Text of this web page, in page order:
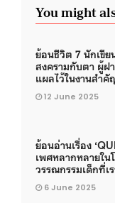
You might
ย้อนชีวิต 7 นักเขีย
สงครามกับตา ผู้ฝ
แผลไว้ในงานสำคั
12 June 2025
ย้อนอ่านเรื่อง
เพศหลากหลายใน
วรรณกรรมเด็กที่เ
6 June 2025